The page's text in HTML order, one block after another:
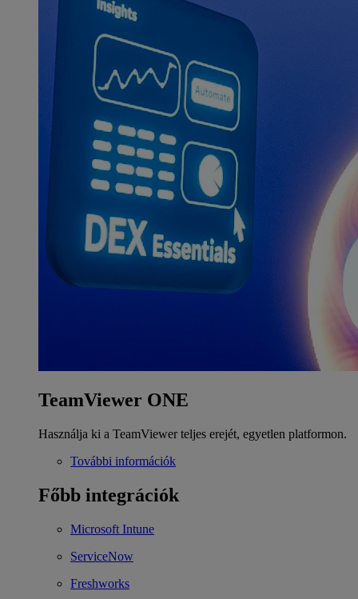
TeamViewer ONE
Használja ki a TeamViewer teljes erejét, egyetlen platformon.
További információk
Főbb integrációk
Microsoft Intune
ServiceNow
Freshworks